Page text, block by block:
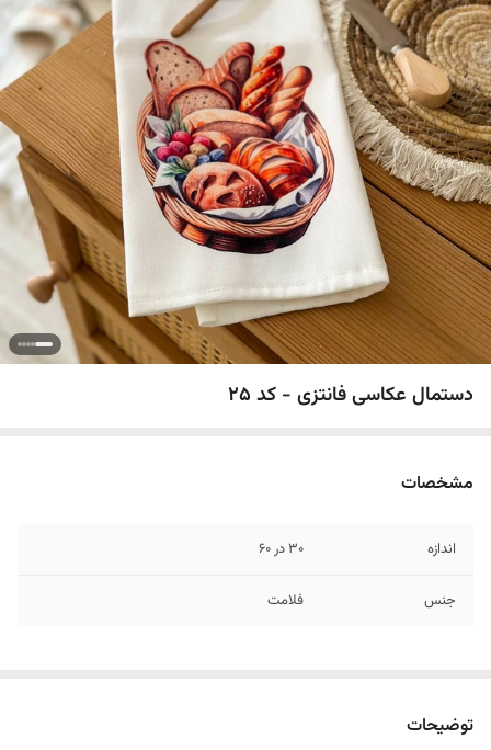
دستمال عکاسی فانتزی - کد 25
مشخصات
اندازه 30 در 60
جنس فلامت
توضیحات